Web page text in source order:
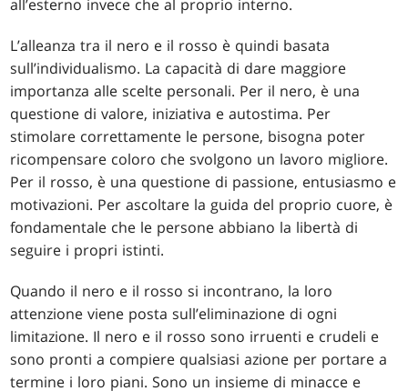
all’esterno invece che al proprio interno.
L’alleanza tra il nero e il rosso è quindi basata
sull’individualismo. La capacità di dare maggiore
importanza alle scelte personali. Per il nero, è una
questione di valore, iniziativa e autostima. Per
stimolare correttamente le persone, bisogna poter
ricompensare coloro che svolgono un lavoro migliore.
Per il rosso, è una questione di passione, entusiasmo e
motivazioni. Per ascoltare la guida del proprio cuore, è
fondamentale che le persone abbiano la libertà di
seguire i propri istinti.
Quando il nero e il rosso si incontrano, la loro
attenzione viene posta sull’eliminazione di ogni
limitazione. Il nero e il rosso sono irruenti e crudeli e
sono pronti a compiere qualsiasi azione per portare a
termine i loro piani. Sono un insieme di minacce e